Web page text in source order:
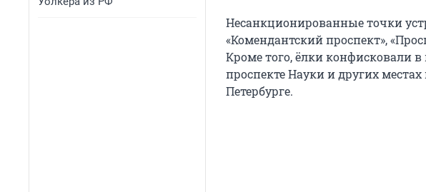
Несанкционированные точки
«Комендантский проспект»,
Кроме того, ёлки конфисковали
проспекте Науки и других
Петербурге.